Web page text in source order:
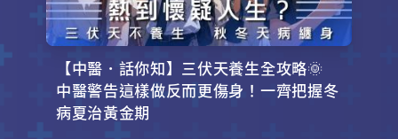
【中醫．話你知】三伏天養生全攻略🌞
中醫警告這樣做反而更傷身！一齊把握冬
病夏治黃金期